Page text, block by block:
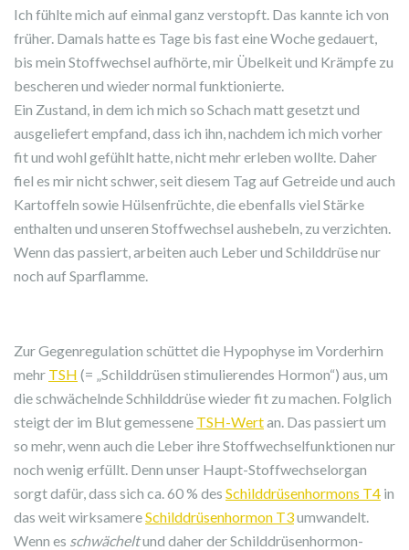
Ich fühlte mich auf einmal ganz verstopft. Das kannte ich von
früher. Damals hatte es Tage bis fast eine Woche gedauert,
bis mein Stoffwechsel aufhörte, mir Übelkeit und Krämpfe zu
bescheren und wieder normal funktionierte.
Ein Zustand, in dem ich mich so Schach matt gesetzt und
ausgeliefert empfand, dass ich ihn, nachdem ich mich vorher
fit und wohl gefühlt hatte, nicht mehr erleben wollte. Daher
fiel es mir nicht schwer, seit diesem Tag auf Getreide und auch
Kartoffeln sowie Hülsenfrüchte, die ebenfalls viel Stärke
enthalten und unseren Stoffwechsel aushebeln, zu verzichten.
Wenn das passiert, arbeiten auch Leber und Schilddrüse nur
noch auf Sparflamme.
Zur Gegenregulation schüttet die Hypophyse im Vorderhirn
mehr TSH (= „Schilddrüsen stimulierendes Hormon“) aus, um
die schwächelnde Schhilddrüse wieder fit zu machen. Folglich
steigt der im Blut gemessene TSH-Wertan. Das passiert um
so mehr, wenn auch die Leber ihre Stoffwechselfunktionen nur
noch wenig erfüllt. Denn unser Haupt-Stoffwechselorgan
sorgt dafür, dass sich ca. 60 % des Schilddrüsenhormons T4 in
das weit wirksamereSchilddrüsenhormon T3umwandelt.
Wenn es schwächeltund daher der Schilddrüsenhormon-